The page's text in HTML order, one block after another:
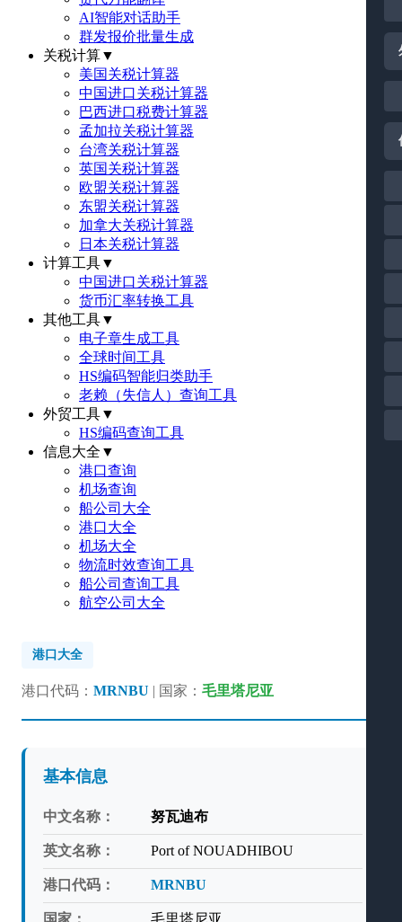
AI智能对话助手
群发报价批量生成
关税计算▼
美国关税计算器
中国进口关税计算器
巴西进口税费计算器
孟加拉关税计算器
台湾关税计算器
英国关税计算器
欧盟关税计算器
东盟关税计算器
加拿大关税计算器
日本关税计算器
计算工具▼
中国进口关税计算器
货币汇率转换工具
其他工具▼
电子章生成工具
全球时间工具
HS编码智能归类助手
老赖（失信人）查询工具
外贸工具▼
HS编码查询工具
信息大全 ▼
港口查询
机场查询
船公司大全
港口大全
机场大全
物流时效查询工具
船公司查询工具
航空公司大全
港口大全
港口代码： MRNBU | 国家： 毛里塔尼亚
基本信息
中文名称： 努瓦迪布
英文名称： Port of NOUADHIBOU
港口代码： MRNBU
国家： 毛里塔尼亚